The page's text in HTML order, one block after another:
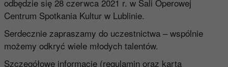
odbędzie się 28 czerwca 2021 r. w Sali Operowej
Centrum Spotkania Kultur w Lublinie.
Serdecznie zapraszamy do uczestnictwa – wspólnie
możemy odkryć wiele młodych talentów.
Szczegółowe informacje (regulamin oraz karta